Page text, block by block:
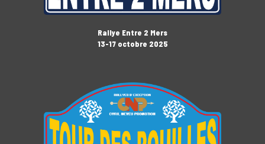
Rallye Entre 2 Mers
13-17 octobre 2025